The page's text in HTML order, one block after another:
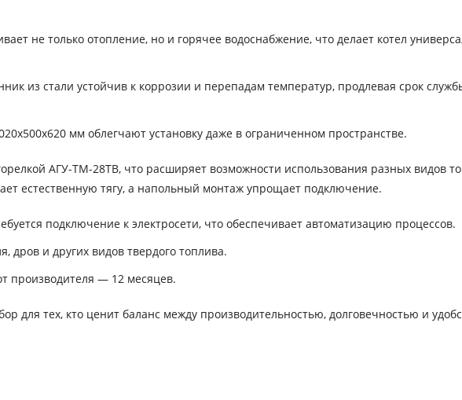
не только отопление, но и горячее водоснабжение, что делает котел
из стали устойчив к коррозии и перепадам температур, продлевая срок
мм облегчают установку даже в ограниченном пространстве.
АГУ-ТМ-28ТВ, что расширяет возможности использования разных видов
естественную тягу, а напольный монтаж упрощает подключение.
подключение к электросети, что обеспечивает автоматизацию процессов.
дров и других видов твердого топлива.
производителя — 12 месяцев.
для тех, кто ценит баланс между производительностью, долговечностью и